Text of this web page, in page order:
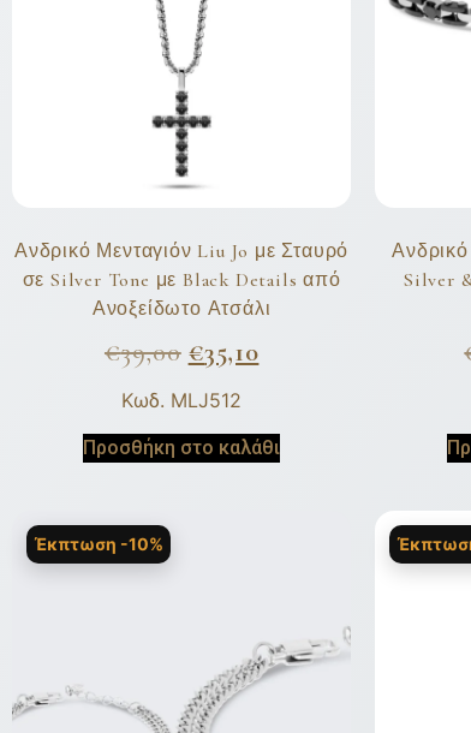
Ανδρικό Μενταγιόν Liu Jo με Σταυρό
σε Silver Tone με Black Details από
Ανοξείδωτο Ατσάλι
€39,00 €35,10
Κωδ. MLJ512
Προσθήκη στο καλάθι
Silver
Έκπτωση -10%